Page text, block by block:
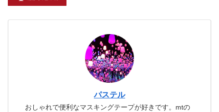
パステル
おしゃれで便利なマスキングテープが好きです。mtの